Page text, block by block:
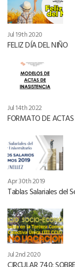
Jul 19th 2020
FELIZ DÍA DEL NIÑO
Jul 14th 2022
FORMATO DE
Apr 30th 2019
Tablas Salariales del
Jul 2nd 2020